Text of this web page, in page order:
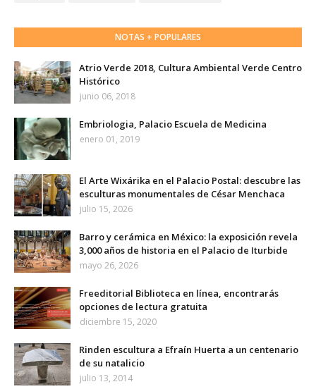
NOTAS + POPULARES
Atrio Verde 2018, Cultura Ambiental Verde Centro
Histórico
junio 06, 2018
Embriologia, Palacio Escuela de Medicina
enero 01, 2019
El Arte Wixárika en el Palacio Postal: descubre las
esculturas monumentales de César Menchaca
julio 15, 2026
Barro y cerámica en México: la exposición revela
3,000 años de historia en el Palacio de Iturbide
mayo 26, 2026
Freeditorial Biblioteca en línea, encontrarás
opciones de lectura gratuita
diciembre 15, 2020
Rinden escultura a Efraín Huerta a un centenario
de su natalicio
julio 13, 2014